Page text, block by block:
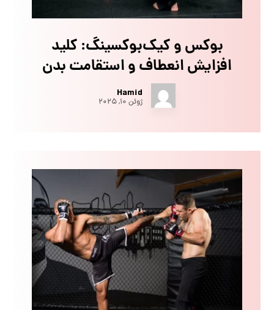
بوکس و کیک‌بوکسینگ: کلید
افزایش انعطاف و استقامت بدن
Hamid
ژوئن ۱۰, ۲۰۲۵